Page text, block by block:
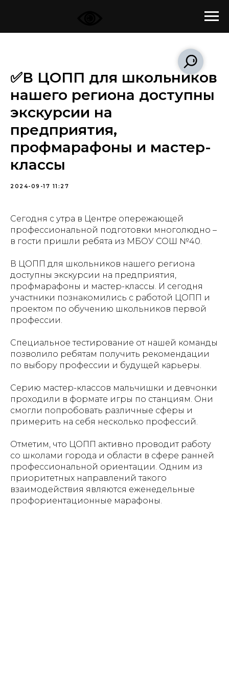
✅В ЦОПП для школьников
нашего региона доступны
экскурсии на
предприятия,
профмарафоны и мастер-
классы
2024-09-17 11:27
Сегодня с утра в Центре опережающей
профессиональной подготовки многолюдно –
в гости пришли ребята из МБОУ СОШ №40.
В ЦОПП для школьников нашего региона
доступны экскурсии на предприятия,
профмарафоны и мастер-классы. И сегодня
участники познакомились с работой ЦОПП и
проектом по обучению школьников первой
профессии.
Специальное тестирование от нашей команды
позволило ребятам получить рекомендации
по выбору профессии и будущей карьеры.
Серию мастер-классов мальчишки и девчонки
проходили в формате игры по станциям. Они
смогли попробовать различные сферы и
примерить на себя несколько профессий.
Отметим, что ЦОПП активно проводит работу
со школами города и области в сфере ранней
профессиональной ориентации. Одним из
приоритетных направлений такого
взаимодействия являются еженедельные
профориентационные марафоны.